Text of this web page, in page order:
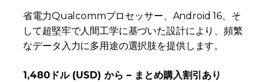
省電力Qualcommプロセッサー、Android 16、そ
して超堅牢で人間工学に基づいた設計により、頻繁
なデータ入力に多用途の選択肢を提供します。
1,480ドル (USD) から – まとめ購入割引あり